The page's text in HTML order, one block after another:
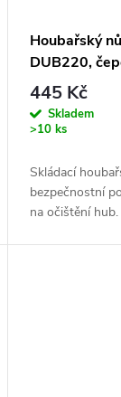
Houbařský
DUB220,
nerezová
rukojeť
445 Kč
Skladem
>10 ks
Skládací
bezpečnostní
na očištění
černém